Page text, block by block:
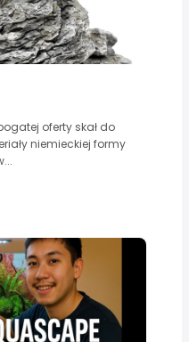
oferty skał do
niemieckiej formy